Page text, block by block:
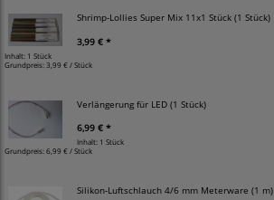
Shrimp-Lollies Super Mix 11x1 Stück (1 Stück)
3,99 € *
Inhalt: 1 Stück
Grundpreis:3,99 € / Stück
Verlängerung für LED (1 Stück)
6,99 € *
Inhalt: 1 Stück
Grundpreis:6,99 € / Stück
Silikon-Luftschlauch 4/6 mm Meterware (1 m)